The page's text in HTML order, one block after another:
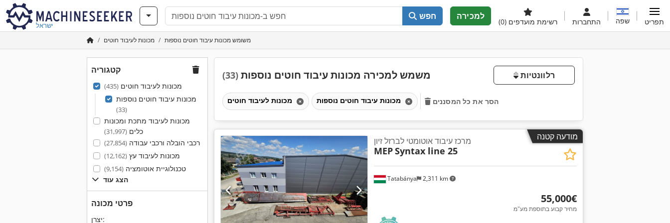
ישראל
חפש למכירה
רשימת מועדפים (0) התחברות שפה תפריט
מכונות לעיבוד חוטים משומש מכונות עיבוד חוטים נוספות
קטגוריה
מכונות לעיבוד חוטים(435)
מכונות עיבוד חוטים נוספות
(33)
מכונות לעיבוד מתכת ומכונות
כלים(31,997)
רכבי הובלה ורכבי עבודה(27,854)
מכונות לעיבוד עץ(12,162)
טכנולוגיית אוטומציה(9,154)
הצג עוד
פרטי מכונה
יצרן:
משמש למכירה מכונות עיבוד חוטים נוספות (33) רלוונטיות
הסר את כל המסננים
מודעה קטנה
Tatabánya 2,311 km
מרכז עיבוד אוטומטי לברזל זיון
MEPSyntax line 25
‏55,000 ‏€
מחיר קבוע בתוספת מע"מ